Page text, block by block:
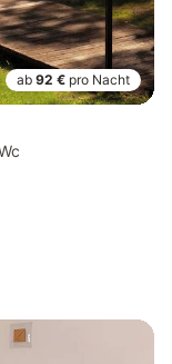
ab 92 € pro Nacht